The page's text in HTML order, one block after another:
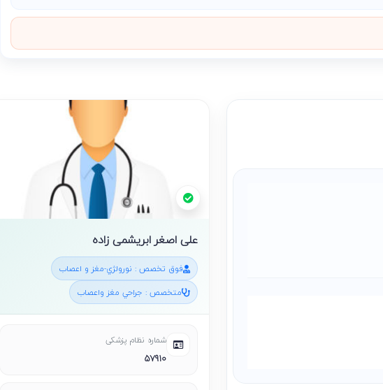
علی اصغر ابریشمی زاده
فوق تخصص : نورولژي-مغز و اعصاب
متخصص : جراحي مغز واعصاب
شماره نظام پزشکی
57910